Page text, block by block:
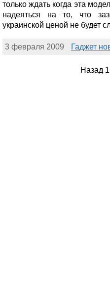
только ждать когда эта
надеяться на то, что
украинской ценой не будет
3 февраля 2009 Гаджет
Назад 1